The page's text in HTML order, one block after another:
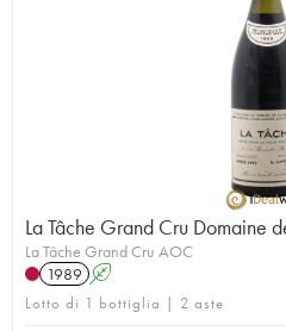
La Tâche Grand Cru Domaine
La Tâche Grand Cru AOC
1989 A
Lotto di 1 bottiglia | 2 aste